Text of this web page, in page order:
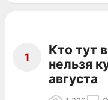
1
Кто тут
нельзя
августа